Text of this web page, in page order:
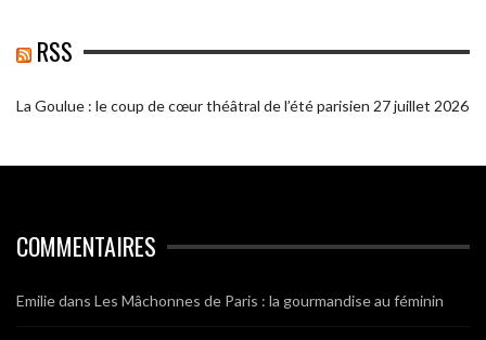
RSS
La Goulue : le coup de cœur théâtral de l’été parisien 27 juillet 2026
COMMENTAIRES
Emiliedans Les Mâchonnes de Paris : la gourmandise au féminin